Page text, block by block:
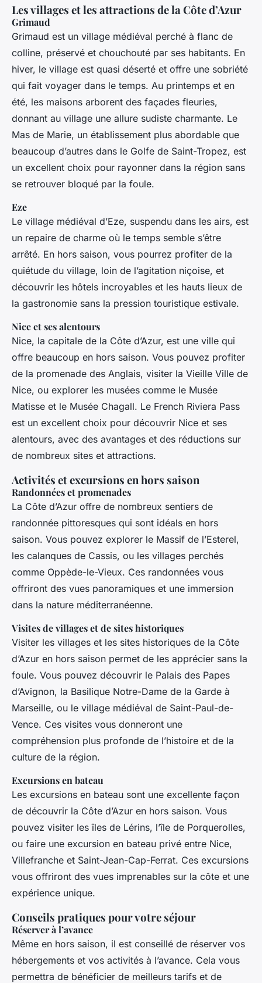
Les villages et les attractions de la Côte d’Azur
Grimaud
Grimaud est un village médiéval perché à flanc de
colline, préservé et chouchouté par ses habitants. En
hiver, le village est quasi déserté et offre une sobriété
qui fait voyager dans le temps. Au printemps et en
été, les maisons arborent des façades fleuries,
donnant au village une allure sudiste charmante. Le
Mas de Marie, un établissement plus abordable que
beaucoup d’autres dans le Golfe de Saint-Tropez, est
un excellent choix pour rayonner dans la région sans
se retrouver bloqué par la foule.
Eze
Le village médiéval d’Eze, suspendu dans les airs, est
un repaire de charme où le temps semble s’être
arrêté. En hors saison, vous pourrez profiter de la
quiétude du village, loin de l’agitation niçoise, et
découvrir les hôtels incroyables et les hauts lieux de
la gastronomie sans la pression touristique estivale.
Nice et ses alentours
Nice, la capitale de la Côte d’Azur, est une ville qui
offre beaucoup en hors saison. Vous pouvez profiter
de la promenade des Anglais, visiter la Vieille Ville de
Nice, ou explorer les musées comme le Musée
Matisse et le Musée Chagall. Le French Riviera Pass
est un excellent choix pour découvrir Nice et ses
alentours, avec des avantages et des réductions sur
de nombreux sites et attractions.
Activités et excursions en hors saison
Randonnées et promenades
La Côte d’Azur offre de nombreux sentiers de
randonnée pittoresques qui sont idéals en hors
saison. Vous pouvez explorer le Massif de l’Esterel,
les calanques de Cassis, ou les villages perchés
comme Oppède-le-Vieux. Ces randonnées vous
offriront des vues panoramiques et une immersion
dans la nature méditerranéenne.
Visites de villages et de sites historiques
Visiter les villages et les sites historiques de la Côte
d’Azur en hors saison permet de les apprécier sans la
foule. Vous pouvez découvrir le Palais des Papes
d’Avignon, la Basilique Notre-Dame de la Garde à
Marseille, ou le village médiéval de Saint-Paul-de-
Vence. Ces visites vous donneront une
compréhension plus profonde de l’histoire et de la
culture de la région.
Excursions en bateau
Les excursions en bateau sont une excellente façon
de découvrir la Côte d’Azur en hors saison. Vous
pouvez visiter les îles de Lérins, l’île de Porquerolles,
ou faire une excursion en bateau privé entre Nice,
Villefranche et Saint-Jean-Cap-Ferrat. Ces excursions
vous offriront des vues imprenables sur la côte et une
expérience unique.
Conseils pratiques pour votre séjour
Réserver à l’avance
Même en hors saison, il est conseillé de réserver vos
hébergements et vos activités à l’avance. Cela vous
permettra de bénéficier de meilleurs tarifs et de